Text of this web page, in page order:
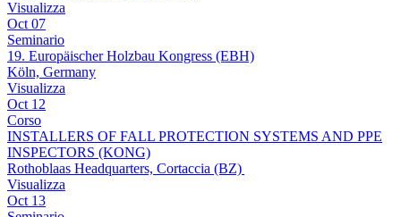
Visualizza
Oct 07
Seminario
19. Europäischer Holzbau Kongress (EBH)
Köln, Germany
Visualizza
Oct 12
Corso
INSTALLERS OF FALL PROTECTION SYSTEMS AND PPE
INSPECTORS (KONG)
Rothoblaas Headquarters, Cortaccia (BZ)
Visualizza
Oct 13